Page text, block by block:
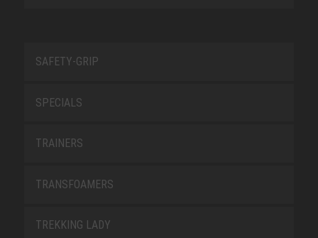
SAFETY-GRIP
SPECIALS
TRAINERS
TRANSFOAMERS
TREKKING LADY